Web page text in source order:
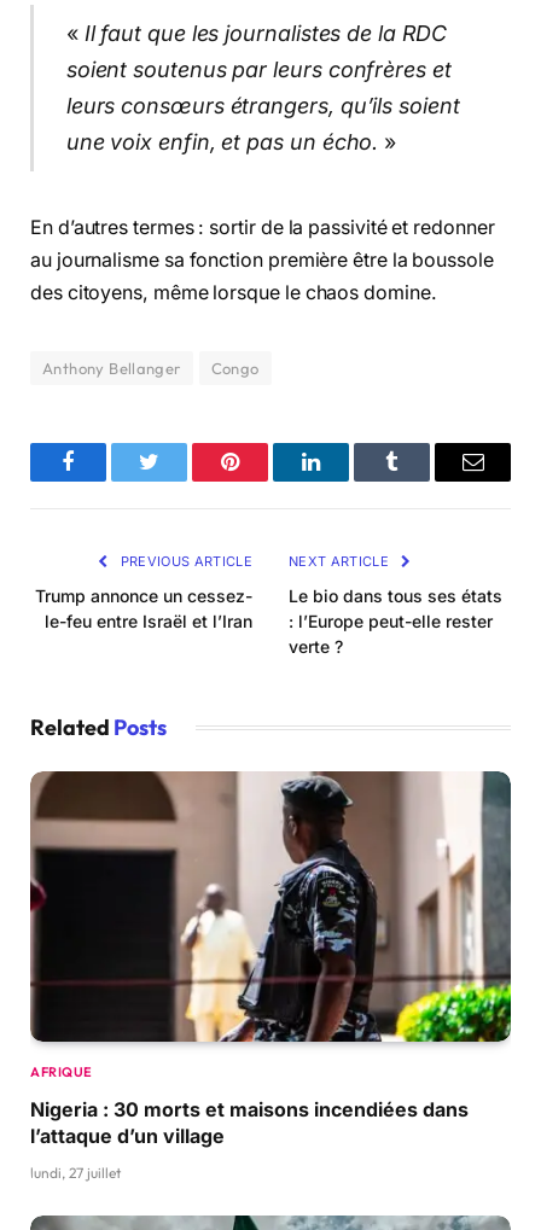
« Il faut que les journalistes de la RDC
soient soutenus par leurs confrères et
leurs consœurs étrangers, qu’ils soient
une voix enfin, et pas un écho. »
En d’autres termes : sortir de la passivité et redonner
au journalisme sa fonction première être la boussole
des citoyens, même lorsque le chaos domine.
Anthony Bellanger Congo
FacebookTwitter Pinterest LinkedInTumblr Email
PREVIOUS ARTICLE
Trump annonce un cessez-
le-feu entre Israël et l’Iran
NEXT ARTICLE
Le bio dans tous ses états
: l’Europe peut-elle rester
verte ?
Related Posts
AFRIQUE
Nigeria : 30 morts et maisons incendiées dans
l’attaque d’un village
lundi, 27 juillet